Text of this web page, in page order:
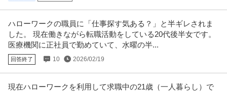
ハローワークの職員に「仕事探す気ある？」と半ギレされま
した。 現在働きながら転職活動をしている20代後半女です。
医療機関に正社員で勤めていて、水曜の半...
回答終了 10 2026/02/19
現在ハローワークを利用して求職中の21歳（一人暮らし）で